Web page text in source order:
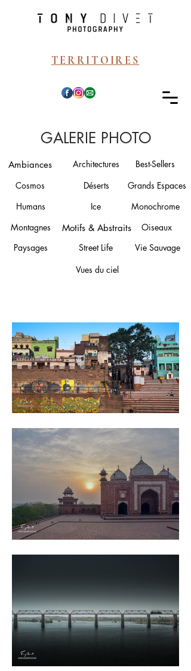
TERRITOIRES
GALERIE PHOTO
Ambiances
Montagnes
Cosmos
Paysages
Humans Monochrome
Architectures Best-Sellers
Motifs & Abstraits
Vie Sauvage
Déserts
Oiseaux
Grands Espaces
Street Life
Ice
Vues du ciel